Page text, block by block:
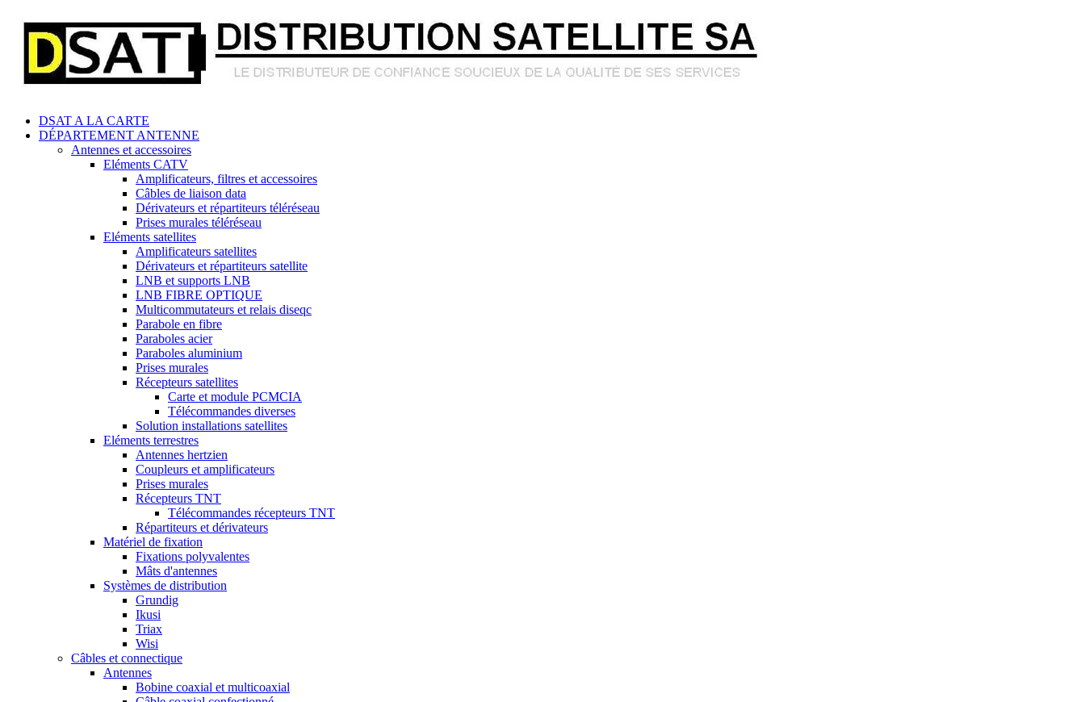
DSAT A LA CARTE
DÉPARTEMENT ANTENNE
Antennes et accessoires
Eléments CATV
Amplificateurs, filtres et accessoires
Câbles de liaison data
Dérivateurs et répartiteurs téléréseau
Prises murales téléréseau
Eléments satellites
Amplificateurs satellites
Dérivateurs et répartiteurs satellite
LNB et supports LNB
LNB FIBRE OPTIQUE
Multicommutateurs et relais diseqc
Parabole en fibre
Paraboles acier
Paraboles aluminium
Prises murales
Récepteurs satellites
Carte et module PCMCIA
Télécommandes diverses
Solution installations satellites
Eléments terrestres
Antennes hertzien
Coupleurs et amplificateurs
Prises murales
Récepteurs TNT
Télécommandes récepteurs TNT
Répartiteurs et dérivateurs
Matériel de fixation
Fixations polyvalentes
Mâts d'antennes
Systèmes de distribution
Grundig
Ikusi
Triax
Wisi
Câbles et connectique
Antennes
Bobine coaxial et multicoaxial